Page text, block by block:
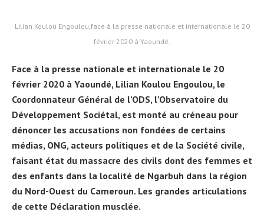
Lilian Koulou Engoulou,face à la presse nationale et internationale le 20
février 2020 à Yaoundé.
Face à la presse nationale et internationale le 20
février 2020 à Yaoundé, Lilian Koulou Engoulou, le
Coordonnateur Général de l’ODS, l’Observatoire du
Développement Sociétal, est monté au créneau pour
dénoncer les accusations non fondées de certains
médias, ONG, acteurs politiques et de la Société civile,
faisant état du massacre des civils dont des femmes et
des enfants dans la localité de Ngarbuh dans la région
du Nord-Ouest du Cameroun. Les grandes articulations
de cette Déclaration musclée.